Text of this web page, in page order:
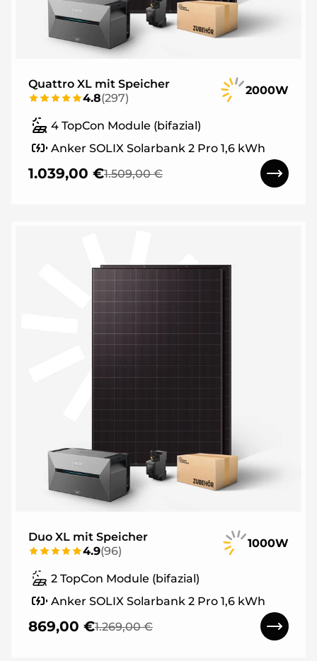
Quattro XL mit Speicher
4.8(297)
2000W
4 TopCon Module (bifazial)
Anker SOLIX Solarbank 2 Pro 1,6 kWh
1.039,00 €1.509,00 €
Duo XL mit Speicher
4.9(96)
1000W
2 TopCon Module (bifazial)
Anker SOLIX Solarbank 2 Pro 1,6 kWh
869,00 €1.269,00 €